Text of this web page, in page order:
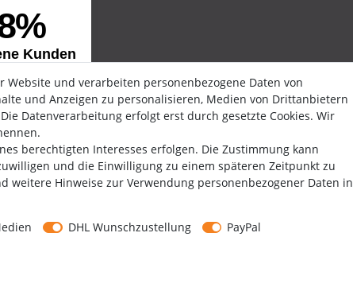
Copyright by Media-Reich GmbH
und verarbeiten personenbezogene Daten von
und Anzeigen zu personalisieren, Medien von Drittanbietern
Datenverarbeitung erfolgt erst durch gesetzte Cookies. Wir
berechtigten Interesses erfolgen. Die Zustimmung kann
und die Einwilligung zu einem späteren Zeitpunkt zu
weitere Hinweise zur Verwendung personenbezogener Daten in
DHL Wunschzustellung
PayPal